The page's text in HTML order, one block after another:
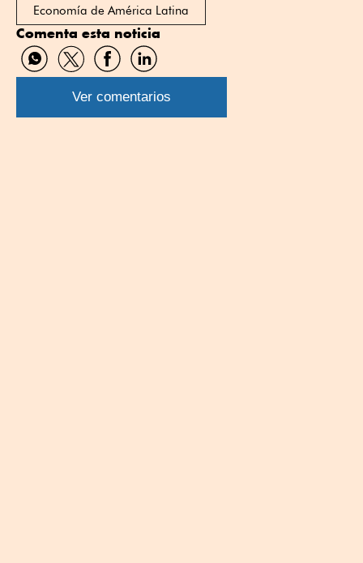
Economía de América Latina
Comenta esta noticia
Compartir
por
WhatsApp
Compartir
por
Twitter
Compartir
por
Facebook
Compartir
por
Linkedin
Ver comentarios